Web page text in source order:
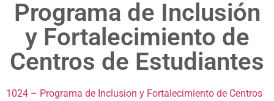
Programa de Inclusión
y Fortalecimiento de
Centros de Estudiantes
1024 – Programa de Inclusion y Fortalecimiento de Centros